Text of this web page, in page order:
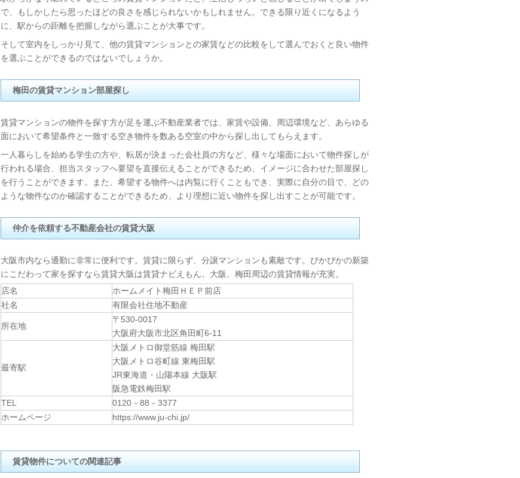
で、もしかしたら思ったほどの良さを感じられないかもしれません。できる限り近くになるよう
に、駅からの距離を把握しながら選ぶことが大事です。
そして室内をしっかり見て、他の賃貸マンションとの家賃などの比較をして選んでおくと良い物件
を選ぶことができるのではないでしょうか。
梅田の賃貸マンション部屋探し
賃貸マンションの物件を探す方が足を運ぶ不動産業者では、家賃や設備、周辺環境など、あらゆる
面において希望条件と一致する空き物件を数ある空室の中から探し出してもらえます。
一人暮らしを始める学生の方や、転居が決まった会社員の方など、様々な場面において物件探しが
行われる場合、担当スタッフへ要望を直接伝えることができるため、イメージに合わせた部屋探し
を行うことができます。また、希望する物件へは内覧に行くこともでき、実際に自分の目で、どの
ような物件なのか確認することができるため、より理想に近い物件を探し出すことが可能です。
仲介を依頼する不動産会社の賃貸大阪
大阪市内なら通勤に非常に便利です。賃貸に限らず、分譲マンションも素敵です。ぴかぴかの新築
にこだわって家を探すなら賃貸大阪は賃貸ナビえもん。大阪、梅田周辺の賃貸情報が充実。
店名
ホームメイト梅田ＨＥＰ前店
社名
有限会社住地不動産
所在地
〒530-0017
大阪府大阪市北区角田町6-11
最寄駅
大阪メトロ御堂筋線 梅田駅
大阪メトロ谷町線 東梅田駅
JR東海道・山陽本線 大阪駅
阪急電鉄梅田駅
TEL
0120－88－3377
ホームページ
https://www.ju-chi.jp/
賃貸物件についての関連記事